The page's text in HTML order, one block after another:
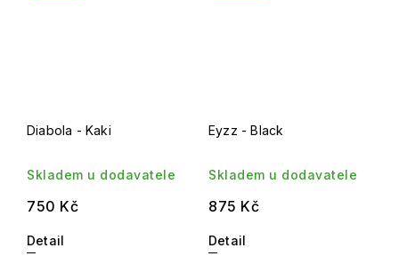
Diabola - Kaki
Skladem u dodavatele
750 Kč
Detail
Eyzz - Black
Skladem u dodavatele
875 Kč
Detail